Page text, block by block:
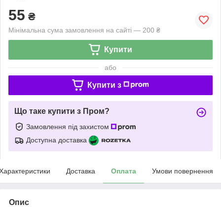
55 ₴
Мінімальна сума замовлення на сайті — 200 ₴
Купити
або
Купити з
Що таке купити з Пром?
Замовлення під захистом
Доступна доставка
Доставка Оплата Умови повернення
Опис